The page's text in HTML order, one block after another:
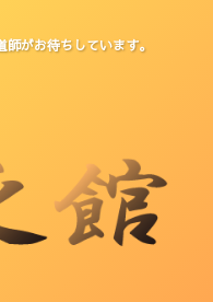
がお待ちしています。